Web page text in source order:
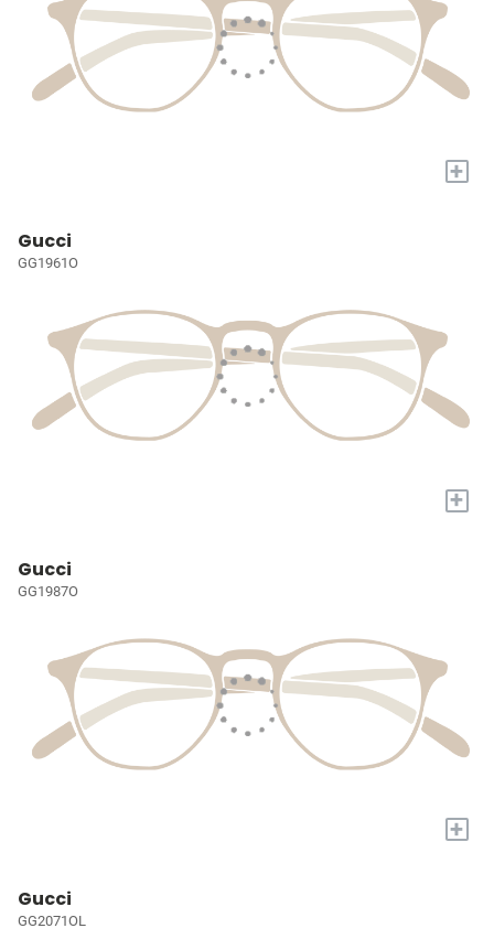
+
Gucci
GG1961O
+
Gucci
GG1987O
+
Gucci
GG2071OL